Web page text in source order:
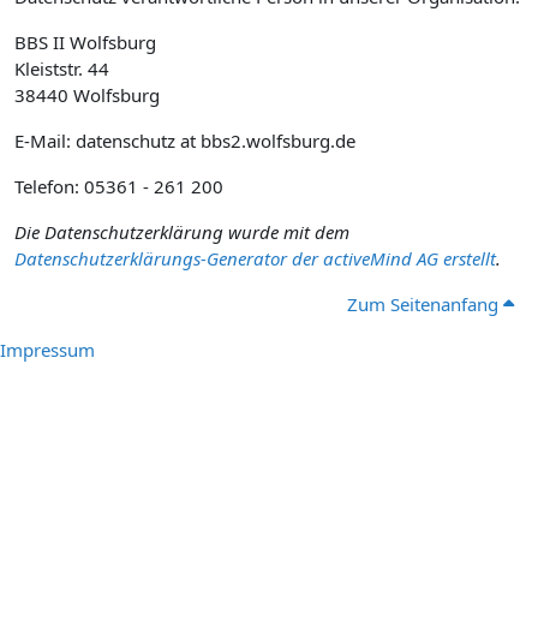
BBS II Wolfsburg
Kleiststr. 44
38440 Wolfsburg
E-Mail: datenschutz at bbs2.wolfsburg.de
Telefon: 05361 - 261 200
Die Datenschutzerklärung wurde mit dem
Datenschutzerklärungs-Generator der activeMind AG erstellt.
Zum Seitenanfang
Impressum